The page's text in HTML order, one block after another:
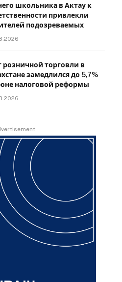
школьника в Актау к
привлекли
подозреваемых
розничной торговли в
замедлился до 5,7%
налоговой реформы